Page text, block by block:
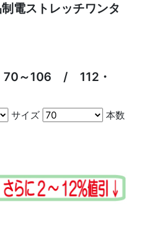
電ストレッチワンタ
70～106 / 112・
サイズ 本数